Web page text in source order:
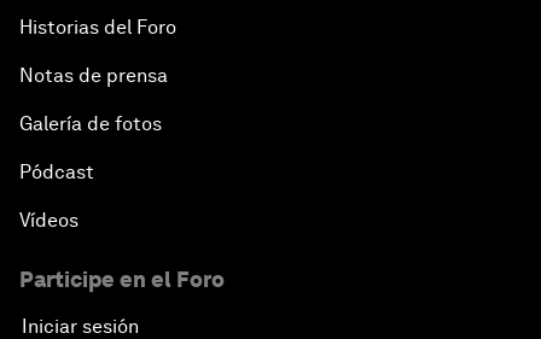
Historias del Foro
Notas de prensa
Galería de fotos
Pódcast
Vídeos
Participe en el Foro
Iniciar sesión